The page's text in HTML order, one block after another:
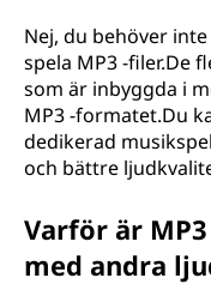
Nej, du behöver
spela MP3 -filer.De
som är inbyggda i
MP3 -formatet.Du
dedikerad
och bättre
Varför är
med andra